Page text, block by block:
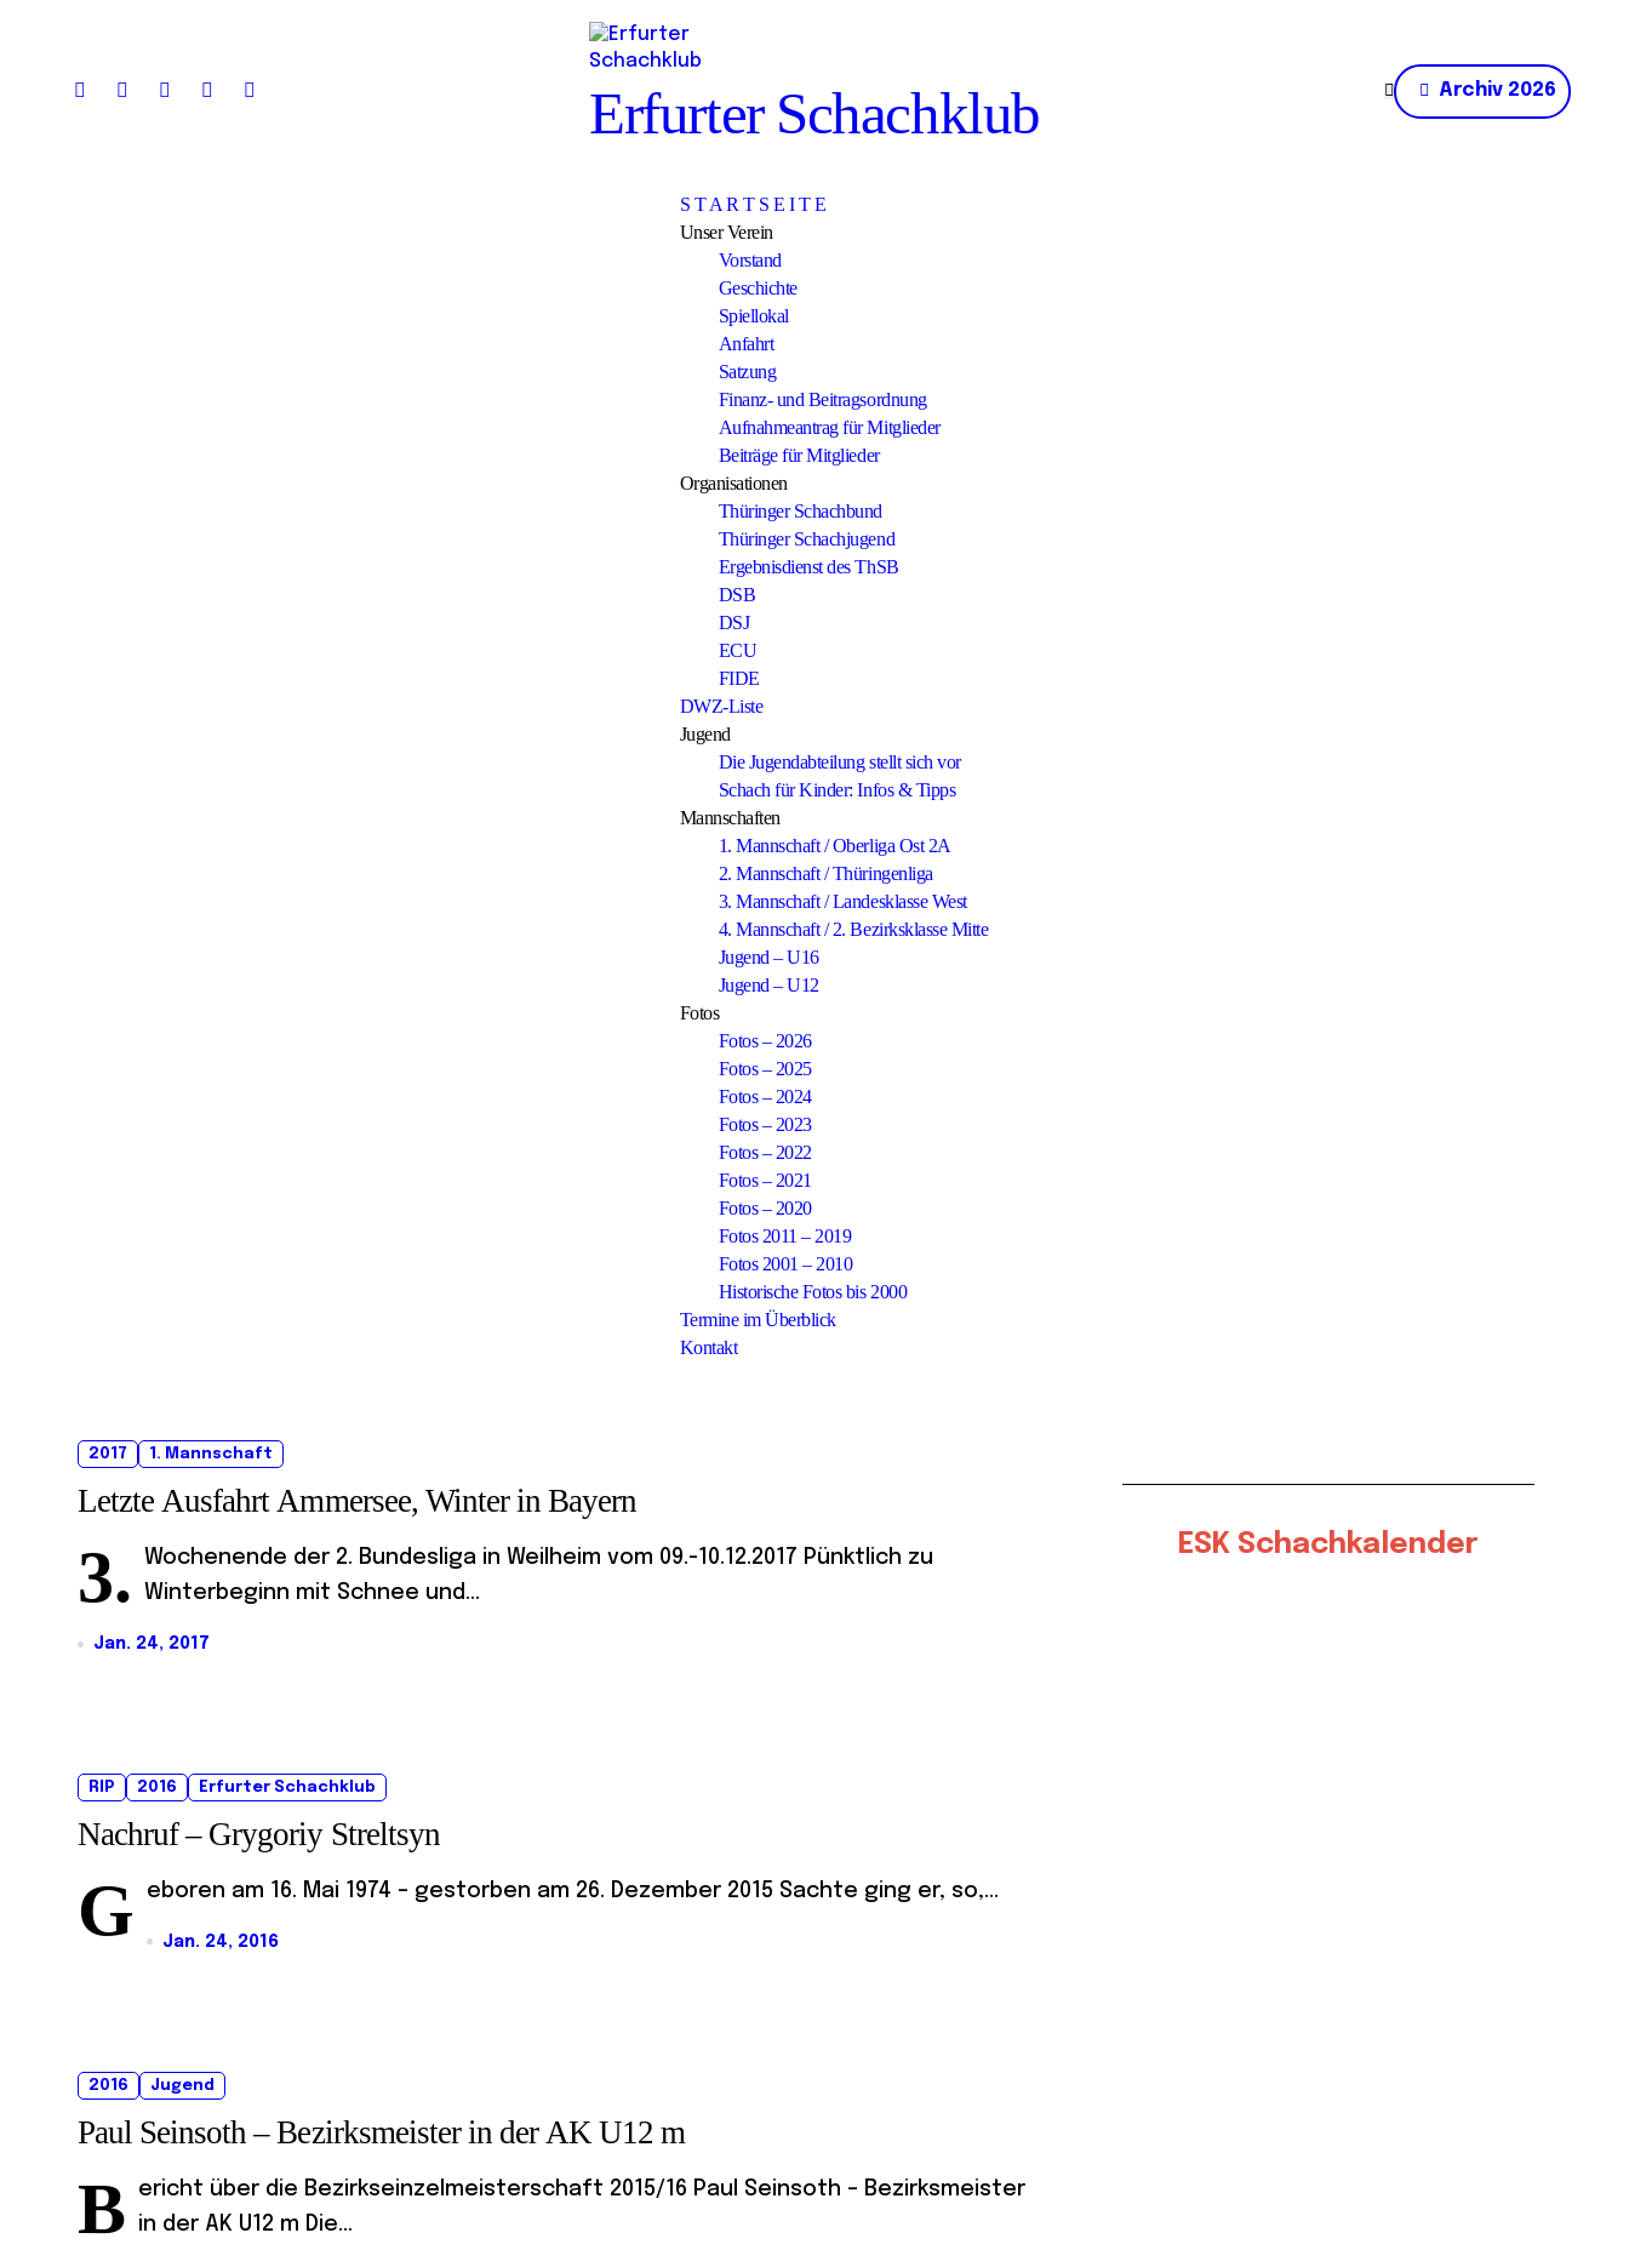
Erfurter Schachklub Archiv 2026
S T A R T S E I T E
Unser Verein
Vorstand
Geschichte
Spiellokal
Anfahrt
Satzung
Finanz- und Beitragsordnung
Aufnahmeantrag für Mitglieder
Beiträge für Mitglieder
Organisationen
Thüringer Schachbund
Thüringer Schachjugend
Ergebnisdienst des ThSB
DSB
DSJ
ECU
FIDE
DWZ-Liste
Jugend
Die Jugendabteilung stellt sich vor
Schach für Kinder: Infos & Tipps
Mannschaften
1. Mannschaft / Oberliga Ost 2A
2. Mannschaft / Thüringenliga
3. Mannschaft / Landesklasse West
4. Mannschaft / 2. Bezirksklasse Mitte
Jugend – U16
Jugend – U12
Fotos
Fotos – 2026
Fotos – 2025
Fotos – 2024
Fotos – 2023
Fotos – 2022
Fotos – 2021
Fotos – 2020
Fotos 2011 – 2019
Fotos 2001 – 2010
Historische Fotos bis 2000
Termine im Überblick
Kontakt
2017 1. Mannschaft
Letzte Ausfahrt Ammersee, Winter in Bayern
3.
Wochenende der 2. Bundesliga in Weilheim vom 09.-10.12.2017 Pünktlich zu
Winterbeginn mit Schnee und...
Jan. 24, 2017
RIP 2016 Erfurter Schachklub
Nachruf – Grygoriy Streltsyn
G eboren am 16. Mai 1974 – gestorben am 26. Dezember 2015 Sachte ging er, so,...
Jan. 24, 2016
2016 Jugend
Paul Seinsoth – Bezirksmeister in der AK U12 m
B
ericht über die Bezirkseinzelmeisterschaft 2015/16 Paul Seinsoth – Bezirksmeister
in der AK U12 m Die...
ESK Schachkalender